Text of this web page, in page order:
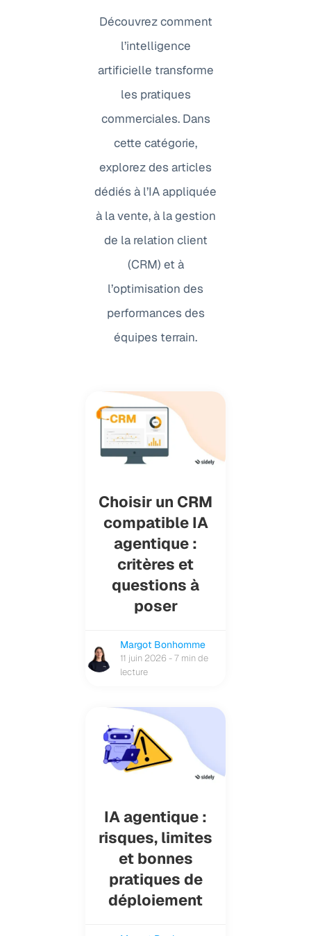
Découvrez comment
l’intelligence
artificielle transforme
les pratiques
commerciales. Dans
cette catégorie,
explorez des articles
dédiés à l’IA appliquée
à la vente, à la gestion
de la relation client
(CRM) et à
l’optimisation des
performances des
équipes terrain.
Choisir un CRM
compatible IA
agentique :
critères et
questions à
poser
Margot Bonhomme
11 juin 2026 - 7 min de
lecture
IA agentique :
risques, limites
et bonnes
pratiques de
déploiement